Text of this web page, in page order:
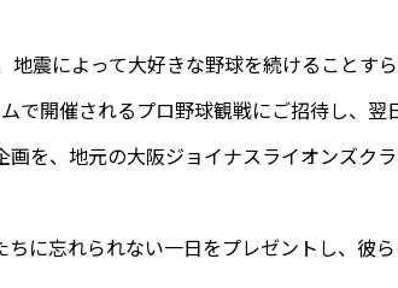
震によって大好きな野球を続けることす
で開催されるプロ野球観戦にご招待し、翌
を、地元の大阪ジョイナスライオンズク
に忘れられない一日をプレゼントし、彼